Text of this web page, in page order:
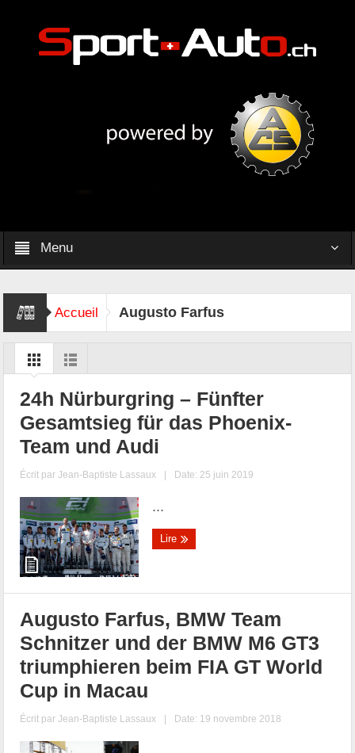
Menu
Accueil Augusto Farfus
24h Nürburgring – Fünfter
Gesamtsieg für das Phoenix-
Team und Audi
Écrit parJean-Baptiste Lassaux | Date: 25 juin 2019
...
Lire
Augusto Farfus, BMW Team
Schnitzer und der BMW M6 GT3
triumphieren beim FIA GT World
Cup in Macau
Écrit parJean-Baptiste Lassaux | Date: 19 novembre 2018